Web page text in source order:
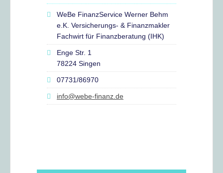
WeBe FinanzService Werner Behm
e.K. Versicherungs- & Finanzmakler
Fachwirt für Finanzberatung (IHK)
Enge Str. 1
78224 Singen
07731/86970
info@webe-finanz.de